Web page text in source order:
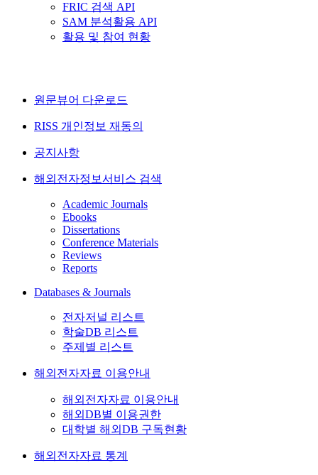
FRIC 검색 API
SAM 분석활용 API
활용 및 참여 현황
원문뷰어 다운로드
RISS 개인정보 재동의
공지사항
해외전자정보서비스 검색
Academic Journals
Ebooks
Dissertations
Conference Materials
Reviews
Reports
Databases & Journals
전자저널 리스트
학술DB 리스트
주제별 리스트
해외전자자료 이용안내
해외전자자료 이용안내
해외DB별 이용권한
대학별 해외DB 구독현황
해외전자자료 통계